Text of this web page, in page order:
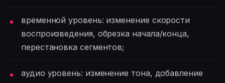
временной уровень: изменение скорости
воспроизведения, обрезка начала/конца,
перестановка сегментов;
аудио уровень: изменение тона, добавление